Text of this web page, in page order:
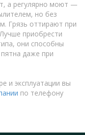
а регулярно моют —
но без
Грязь оттирают при
приобрести
они способны
даже при
и эксплуатации вы
по телефону